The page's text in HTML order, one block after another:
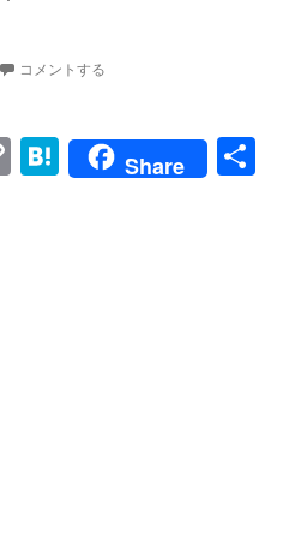
コメントする
C
H
Share